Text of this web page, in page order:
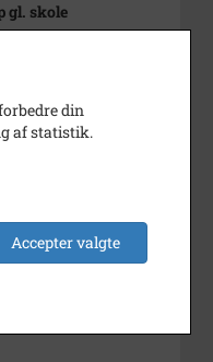
gl. skole
(Kalundborg
(1000-2050)
din
af statistik.
Accepter valgte